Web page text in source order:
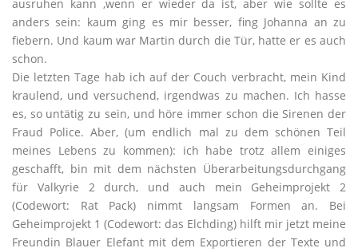
ausruhen kann ,wenn er wieder da ist, aber wie sollte es
anders sein: kaum ging es mir besser, fing Johanna an zu
fiebern. Und kaum war Martin durch die Tür, hatte er es auch
schon.
Die letzten Tage hab ich auf der Couch verbracht, mein Kind
kraulend, und versuchend, irgendwas zu machen. Ich hasse
es, so untätig zu sein, und höre immer schon die Sirenen der
Fraud Police. Aber, (um endlich mal zu dem schönen Teil
meines Lebens zu kommen): ich habe trotz allem einiges
geschafft, bin mit dem nächsten Überarbeitungsdurchgang
für Valkyrie 2 durch, und auch mein Geheimprojekt 2
(Codewort: Rat Pack) nimmt langsam Formen an. Bei
Geheimprojekt 1 (Codewort: das Elchding) hilft mir jetzt meine
Freundin Blauer Elefant mit dem Exportieren der Texte und